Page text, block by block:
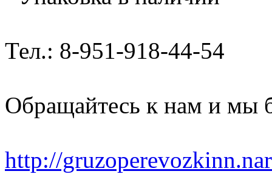
Тел.: 8-951-918-44-54
Обращайтесь к нам и мы
http://